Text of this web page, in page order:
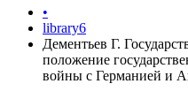
•
library6
Дементьев Г.
положение
войны с Германией и